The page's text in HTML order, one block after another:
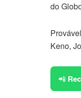
do
Keno,
📲